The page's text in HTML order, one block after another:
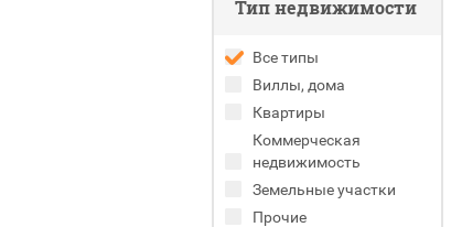
Тип недвижимости
Все типы
Виллы, дома
Квартиры
Коммерческая
недвижимость
Земельные участки
Прочие